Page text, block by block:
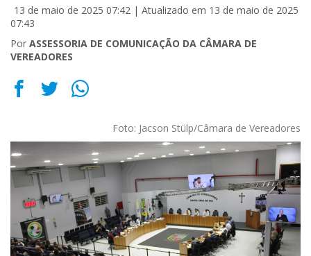
13 de maio de 2025 07:42 | Atualizado em 13 de maio de 2025
07:43
Por ASSESSORIA DE COMUNICAÇÃO DA CÂMARA DE
VEREADORES
Foto: Jacson Stülp/Câmara de Vereadores